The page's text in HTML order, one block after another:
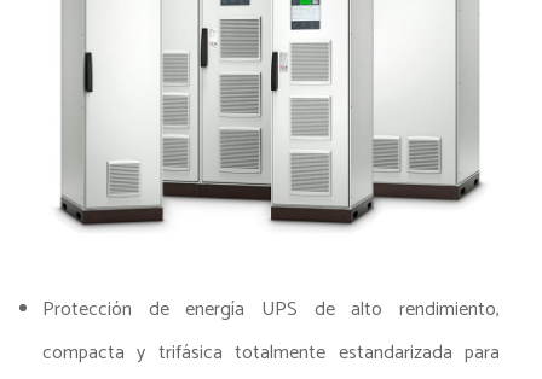
Protección de energía UPS de alto rendimiento,
compacta y trifásica totalmente estandarizada para